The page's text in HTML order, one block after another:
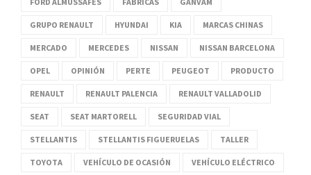
GRUPO RENAULT HYUNDAI KIA MARCAS CHINAS
MERCADO MERCEDES NISSAN NISSAN BARCELONA
OPEL OPINIÓN PERTE PEUGEOT PRODUCTO
RENAULT RENAULT PALENCIA RENAULT VALLADOLID
SEAT SEAT MARTORELL SEGURIDAD VIAL
STELLANTIS STELLANTIS FIGUERUELAS TALLER
TOYOTA VEHÍCULO DE OCASIÓN VEHÍCULO ELÉCTRICO